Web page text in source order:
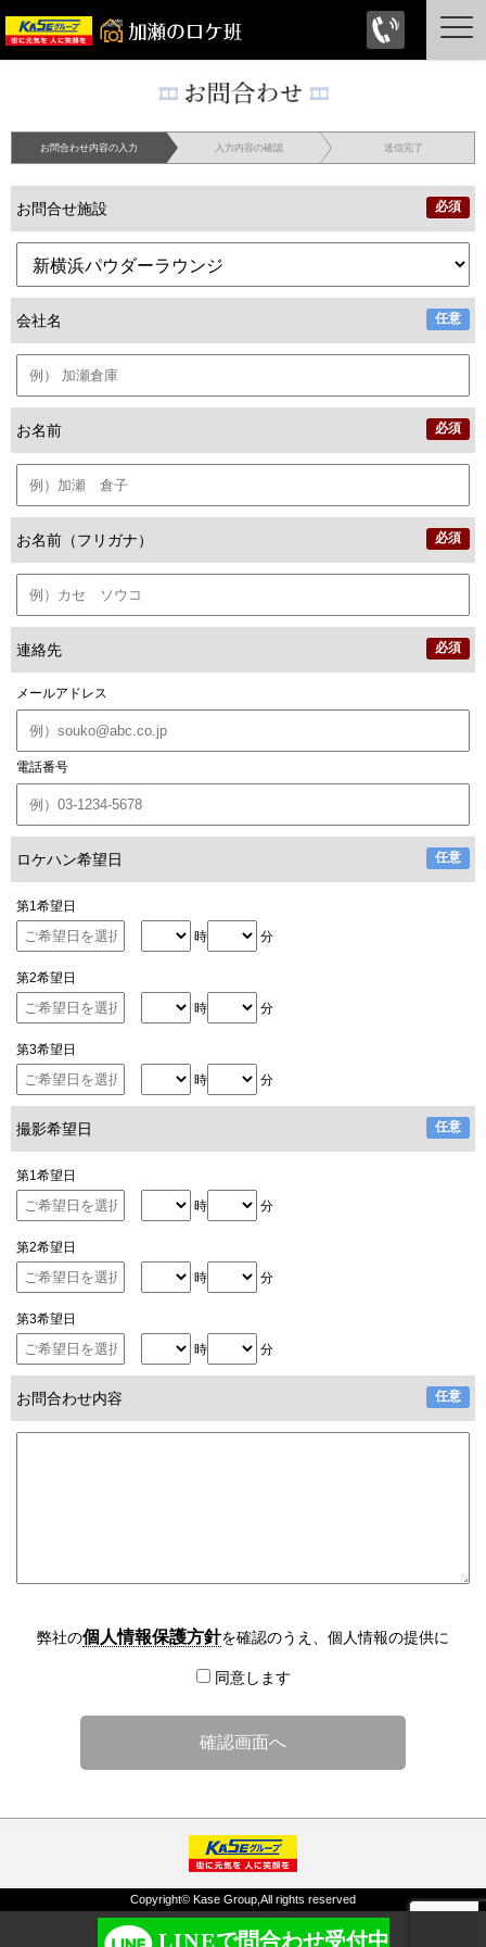
お問合わせ内容の入力 入力内容の確認 送信完了
お問合せ施設
会社名
お名前
お名前（フリガナ）
連絡先
メールアドレス
電話番号
ロケハン希望日
第1希望日
時
分
第2希望日
時
分
第3希望日
時
分
撮影希望日
第1希望日
時
分
第2希望日
時
分
第3希望日
時
分
お問合わせ内容
弊社の個人情報保護方針を確認のうえ、個人情報の提供に
同意します
Copyright© Kase Group,All rights reserved